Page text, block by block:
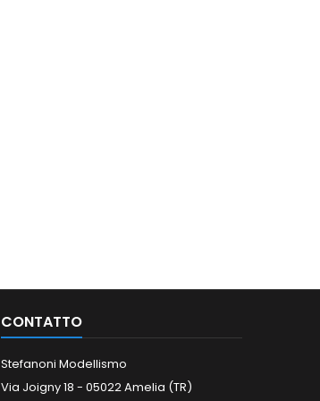
CONTATTO
Stefanoni Modellismo
Via Joigny 18 - 05022 Amelia (TR)